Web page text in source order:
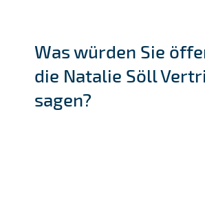
Was würden Sie
die Natalie Söll
sagen?